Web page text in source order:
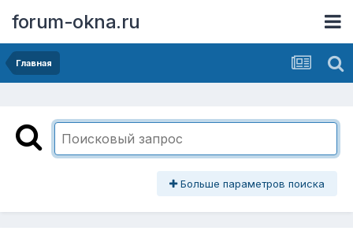
forum-okna.ru
Главная
Больше параметров поиска